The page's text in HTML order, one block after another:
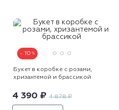
10
Букет в коробке с розами,
хризантемой и брассикой
4 390 ₽ 4 878 ₽